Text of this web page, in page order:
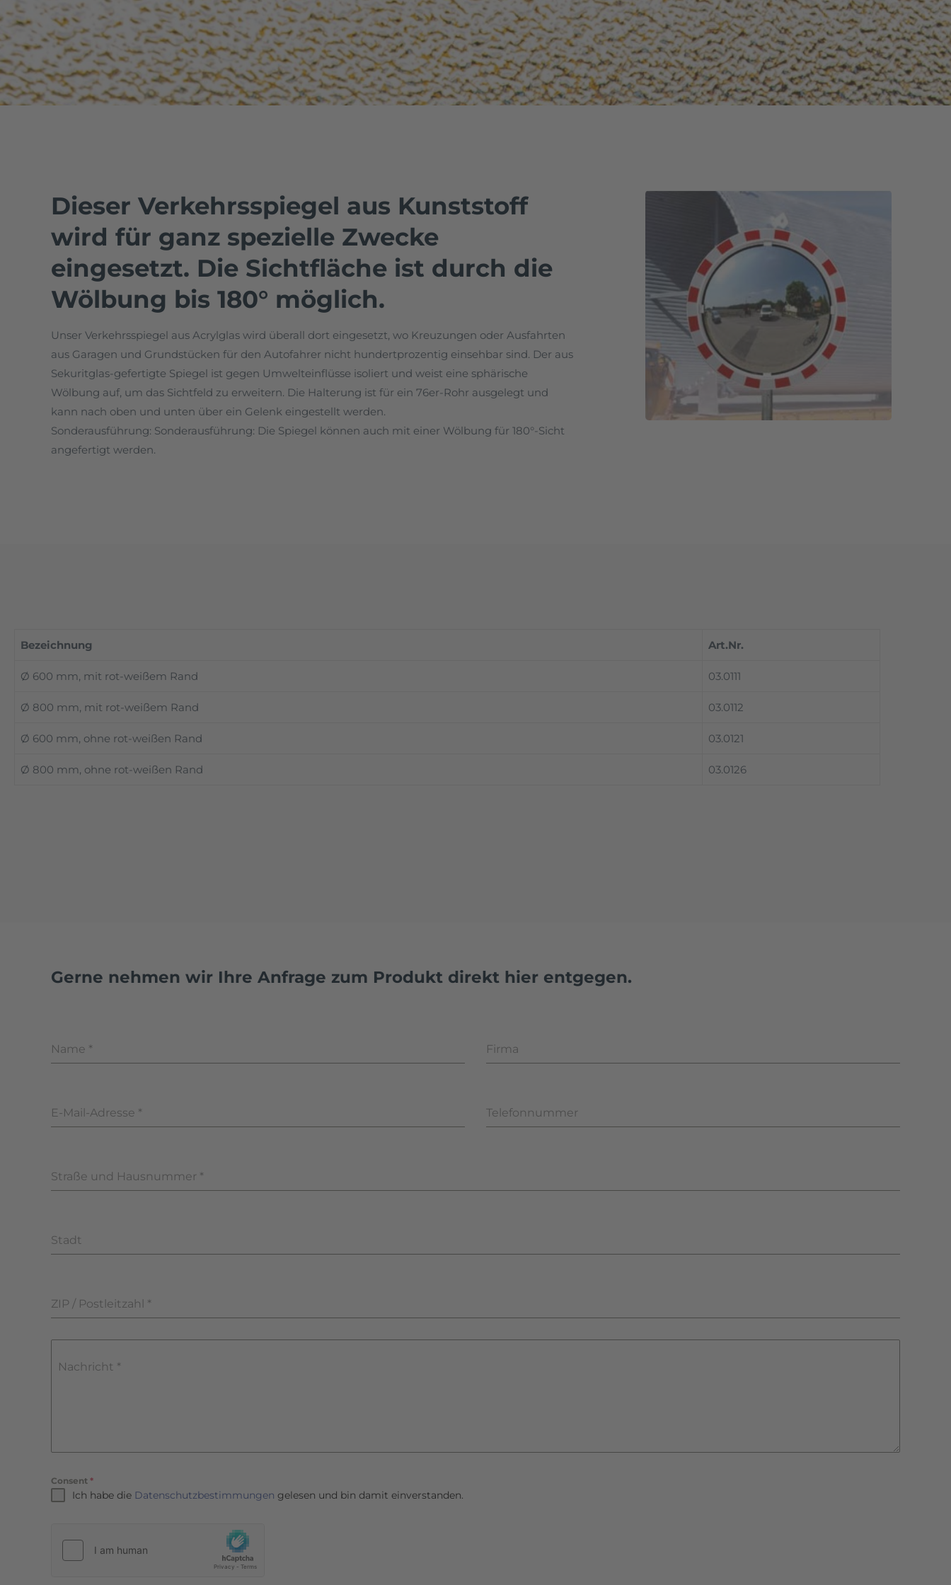
Dieser Verkehrsspiegel aus Kunststoff
wird für ganz spezielle Zwecke
eingesetzt. Die Sichtfläche ist durch die
Wölbung bis 180° möglich.
Unser Verkehrsspiegel aus Acrylglas wird überall dort eingesetzt, wo Kreuzungen oder Ausfahrten
aus Garagen und Grundstücken für den Autofahrer nicht hundertprozentig einsehbar sind. Der aus
Sekuritglas-gefertigte Spiegel ist gegen Umwelteinflüsse isoliert und weist eine sphärische
Wölbung auf, um das Sichtfeld zu erweitern. Die Halterung ist für ein 76er-Rohr ausgelegt und
kann nach oben und unten über ein Gelenk eingestellt werden.
Sonderausführung: Sonderausführung: Die Spiegel können auch mit einer Wölbung für 180°-Sicht
angefertigt werden.
Bezeichnung Art.Nr.
Ø 600 mm, mit rot-weißem Rand 03.0111
Ø 800 mm, mit rot-weißem Rand 03.0112
Ø 600 mm, ohne rot-weißen Rand 03.0121
Ø 800 mm, ohne rot-weißen Rand 03.0126
Gerne nehmen wir Ihre Anfrage zum Produkt direkt hier entgegen.
Name * Firma
E-Mail-Adresse * Telefonnummer
Straße und Hausnummer *
Stadt
ZIP / Postleitzahl *
Nachricht *
Consent *
Ich habe die Datenschutzbestimmungen gelesen und bin damit einverstanden.